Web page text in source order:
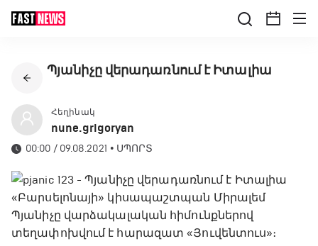
Պյանիչը վերադառնում է Իտալիա
Հեղինակ
nune.grigoryan
00:00 / 09.08.2021 • ՍՊՈՐՏ
«Բարսելոնայի» կիսապաշտպան Միրալեմ
Պյանիչը վարձակալական հիմունքներով
տեղափոխվում է հարազատ «Յուվենտուս»։